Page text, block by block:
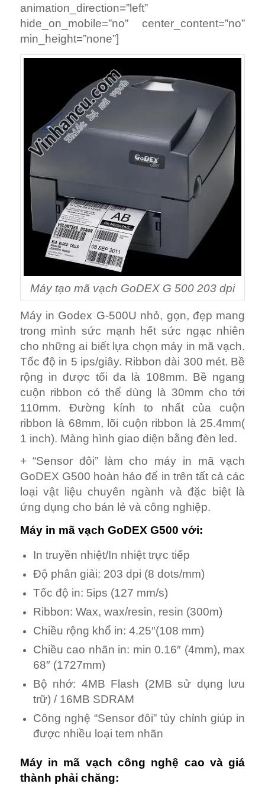
animation_direction=”left”
hide_on_mobile=”no” center_content=”no”
min_height=”none”]
Máy tạo mã vạch GoDEX G 500 203 dpi
Máy in Godex G-500U nhỏ, gọn, đẹp mang
trong mình sức mạnh hết sức ngạc nhiên
cho những ai biết lựa chọn máy in mã vạch.
Tốc độ in 5 ips/giây. Ribbon dài 300 mét. Bề
rộng in được tối đa là 108mm. Bề ngang
cuộn ribbon có thể dùng là 30mm cho tới
110mm. Đường kính to nhất của cuộn
ribbon là 68mm, lõi cuộn ribbon là 25.4mm(
1 inch). Màng hình giao diện bằng đèn led.
+ “Sensor đôi” làm cho máy in mã vạch
GoDEX G500 hoàn hảo để in trên tất cả các
loại vật liệu chuyên ngành và đặc biệt là
ứng dụng cho bán lẻ và công nghiệp.
Máy in mã vạch GoDEX G500 với:
In truyền nhiệt/In nhiệt trực tiếp
Độ phân giải: 203 dpi (8 dots/mm)
Tốc độ in: 5ips (127 mm/s)
Ribbon: Wax, wax/resin, resin (300m)
Chiều rộng khổ in: 4.25″(108 mm)
Chiều cao nhãn in: min 0.16″ (4mm), max
68″ (1727mm)
Bộ nhớ: 4MB Flash (2MB sử dụng lưu
trữ) / 16MB SDRAM
Công nghệ “Sensor đôi” tùy chỉnh giúp in
được nhiều loại tem nhãn
Máy in mã vạch công nghệ cao và giá
thành phải chăng: